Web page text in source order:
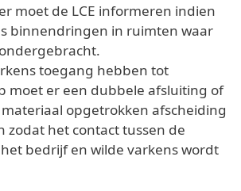
moet de LCE informeren indien
binnendringen in ruimten waar
toegang hebben tot
moet er een dubbele afsluiting of
opgetrokken afscheiding
zodat het contact tussen de
bedrijf en wilde varkens wordt